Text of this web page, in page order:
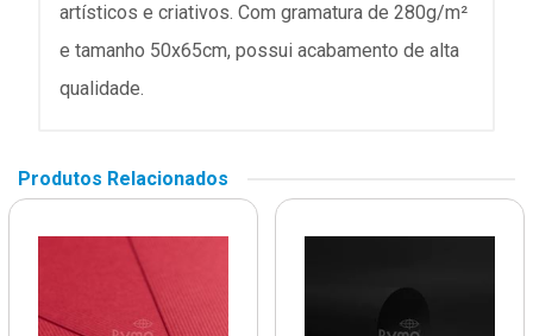
artísticos e criativos. Com gramatura de 280g/m²
e tamanho 50x65cm, possui acabamento de alta
qualidade.
Produtos Relacionados